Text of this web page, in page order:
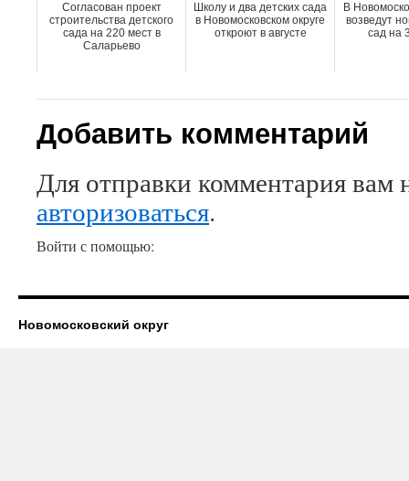
Согласован проект
строительства детского
сада на 220 мест в
Саларьево
Школу и два детских сада
в Новомосковском округе
откроют в августе
В
возведут
сад на
Добавить комментарий
Для отправки комментария вам
авторизоваться.
Войти с помощью:
Новомосковский округ